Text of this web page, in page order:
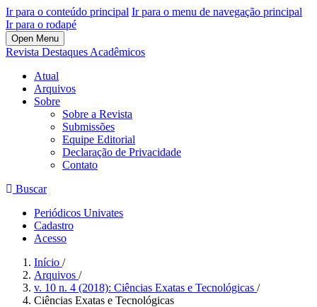
Ir para o conteúdo principal Ir para o menu de navegação principal
Ir para o rodapé
Open Menu
Revista Destaques Acadêmicos
Atual
Arquivos
Sobre
Sobre a Revista
Submissões
Equipe Editorial
Declaração de Privacidade
Contato
Buscar
Periódicos Univates
Cadastro
Acesso
Início /
Arquivos /
v. 10 n. 4 (2018): Ciências Exatas e Tecnológicas /
Ciências Exatas e Tecnológicas